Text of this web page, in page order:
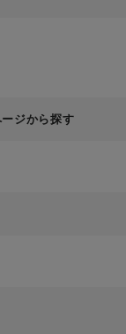
ジから探す